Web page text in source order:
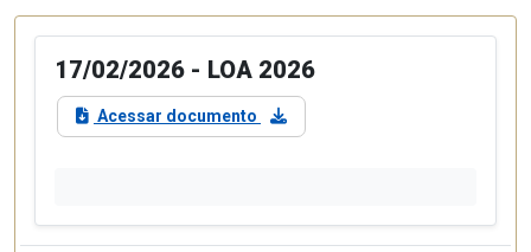
17/02/2026 - LOA 2026
Acessar documento